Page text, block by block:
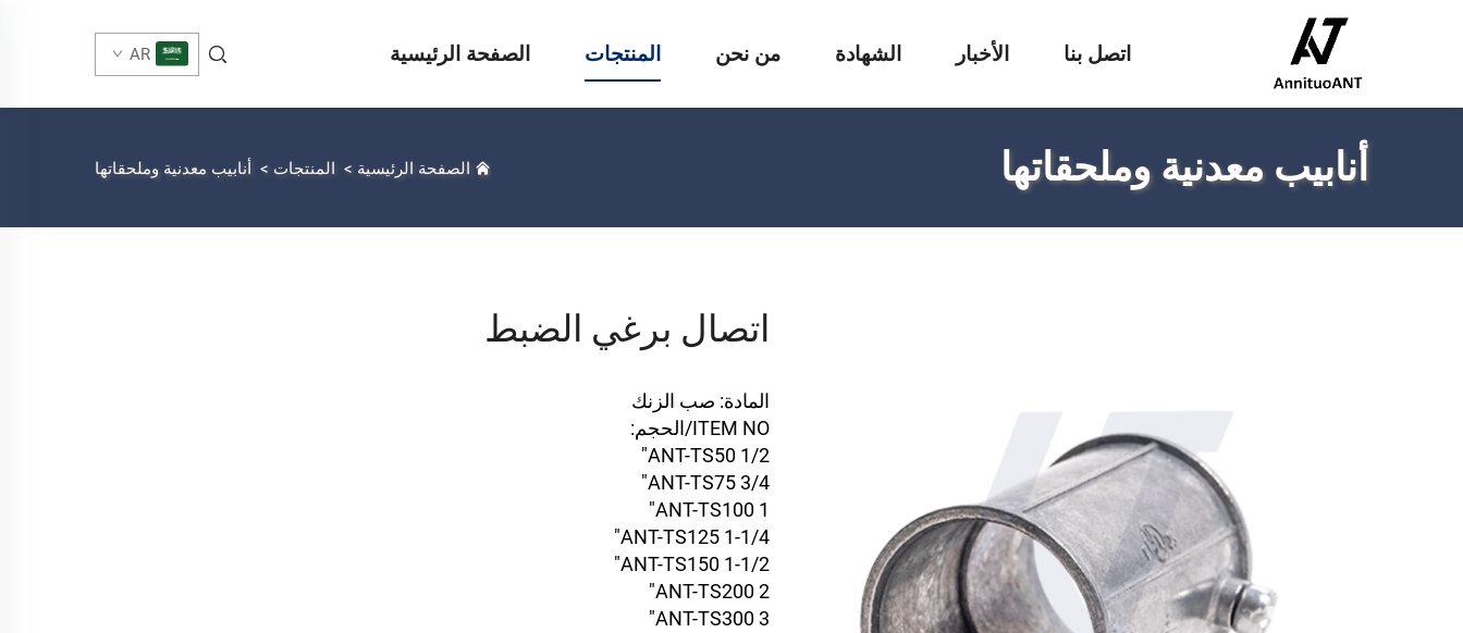
الصفحة الرئيسية المنتجات من نحن الشهادة الأخبار اتصل بنا AR
أنابيب معدنية وملحقاتها الصفحة الرئيسية > المنتجات > أنابيب معدنية وملحقاتها
اتصال برغي الضبط
المادة: صب الزنك
ITEM NO/الحجم:
ANT-TS50 1/2"
ANT-TS75 3/4"
ANT-TS100 1"
ANT-TS125 1-1/4"
ANT-TS150 1-1/2"
ANT-TS200 2"
ANT-TS300 3"